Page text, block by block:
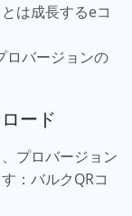
は成長するeコ
ロバージョンの
ード
プロバージョン
：バルクQRコ